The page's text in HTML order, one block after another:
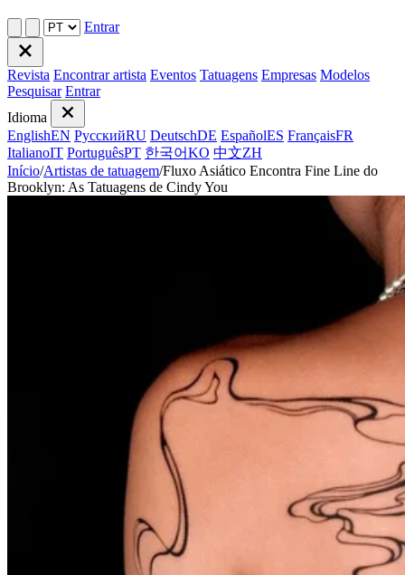
Entrar
Revista Encontrar artista Eventos Tatuagens Empresas Modelos
Pesquisar Entrar
Idioma
EnglishEN РусскийRU DeutschDE EspañolES FrançaisFR
ItalianoIT PortuguêsPT 한국어KO 中文ZH
Início/Artistas de tatuagem/Fluxo Asiático Encontra Fine Line do
Brooklyn: As Tatuagens de Cindy You